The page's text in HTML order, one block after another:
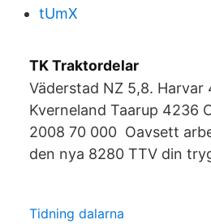
tUmX
TK Traktordelar
Väderstad NZ 5,8. Harvar
Kverneland Taarup 4236
2008 70 000 Oavsett
den nya 8280 TTV din
Tidning dalarna